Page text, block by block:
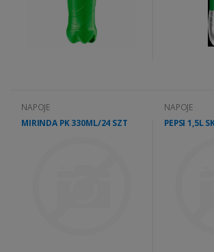
NAPOJE
MIRINDA PK 330ML/24 SZT
NAPOJE
PEPSI 1,5L